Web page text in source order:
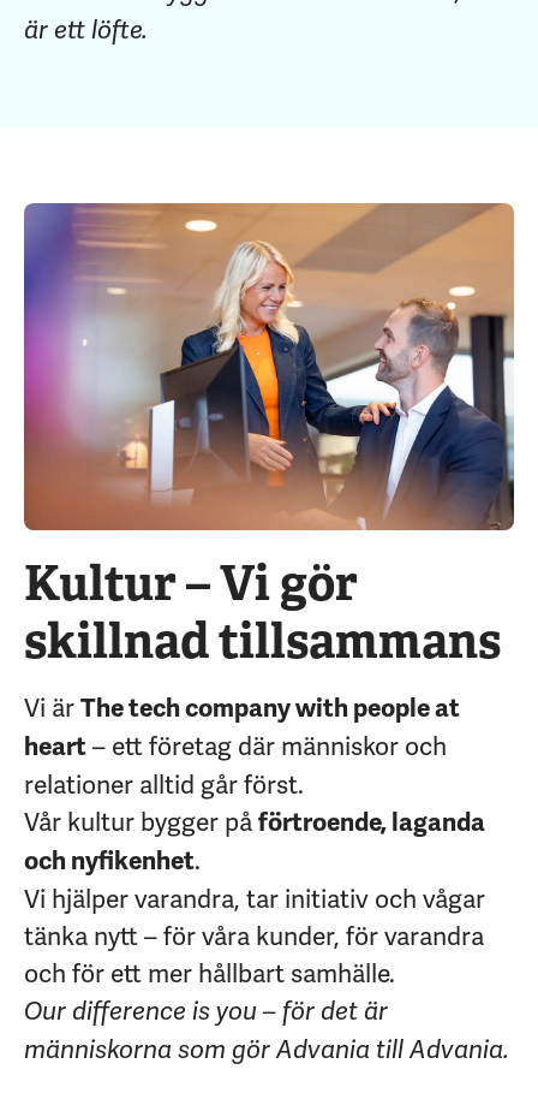
är ett löfte.
Kultur – Vi gör
skillnad tillsammans
Vi ärThe tech company with people at
heart– ett företag där människor och
relationer alltid går först.
Vår kultur bygger påförtroende, laganda
och nyfikenhet.
Vi hjälper varandra, tar initiativ och vågar
tänka nytt – för våra kunder, för varandra
och för ett mer hållbart samhälle.
Our difference is you – för det är
människorna som gör Advania till Advania.